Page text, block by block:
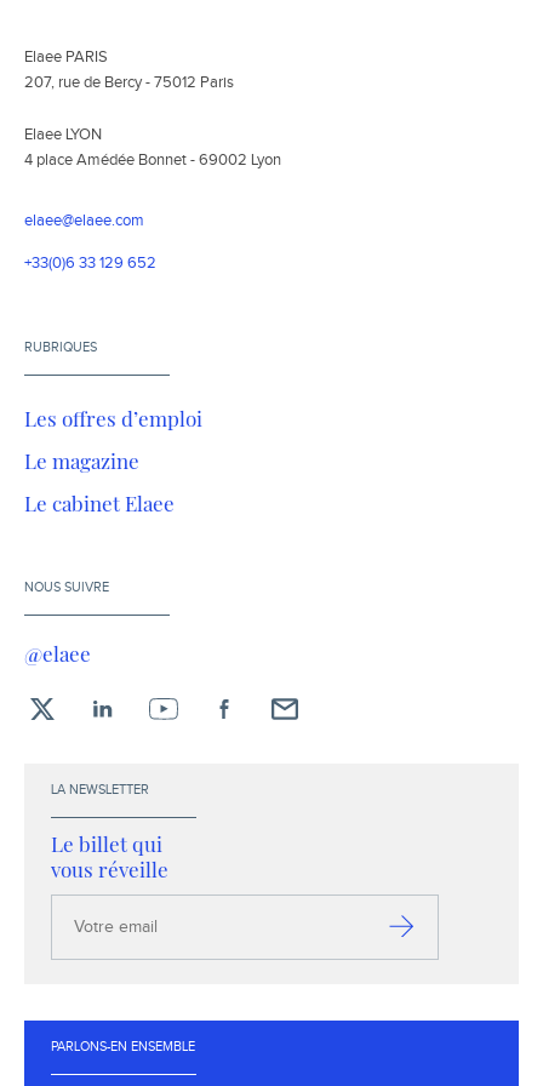
Elaee PARIS
207, rue de Bercy - 75012 Paris
Elaee LYON
4 place Amédée Bonnet - 69002 Lyon
elaee@elaee.com
+33(0)6 33 129 652
RUBRIQUES
Les offres d’emploi
Le magazine
Le cabinet Elaee
NOUS SUIVRE
@elaee
LA NEWSLETTER
Le billet qui
vous réveille
email
S’inscrire
PARLONS-EN ENSEMBLE